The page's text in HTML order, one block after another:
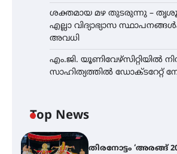
ശക്തമായ മഴ തുടരുന്നു –
എല്ലാ വിദ്യാഭ്യാസ
അവധി
എം.ജി. യൂണിവേഴ്‌സിറ്റിയിൽ
സാഹിത്യത്തിൽ ഡോക്ടറേറ്റ്
Top News
തിരനോട്ടം ‘അരങ്ങ്